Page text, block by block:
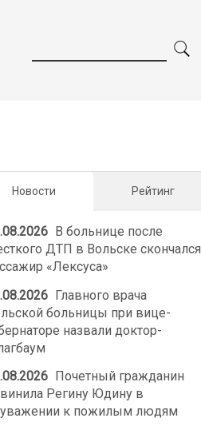
Новости Рейтинг
В больнице после
ДТП в Вольске скончался
«Лексуса»
Главного врача
больницы при вице-
назвали доктор-
Почетный гражданин
Регину Юдину в
к пожилым людям